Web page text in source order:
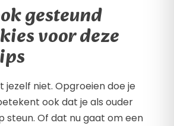
gesteund
voor deze
jezelf niet. Opgroeien doe je
ook dat je als ouder
steun. Of dat nu gaat om een